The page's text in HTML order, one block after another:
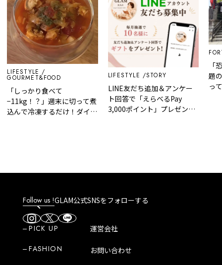
LIFESTYLE
GOURMET&FOOD
「しっかり食べて
−11kg！？」週末に切って煮
込んで冷凍するだけ！ダイエ
LIFESTYLE STORY
LINE友だち追加＆アンケー
ト回答で「えらべるPay
3,000ポイント」プレゼント
「
題
っ
Follow us !GLAM公式SNSをフォローする
PICK UP
FASHION
運営会社
お問い合わせ